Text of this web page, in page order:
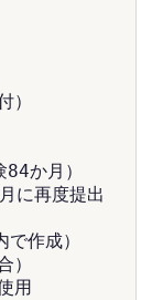
）
か月）
に再度提出
作成）
）
用